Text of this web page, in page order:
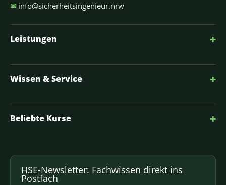
✉ info@sicherheitsingenieur.nrw
Leistungen +
Wissen & Service +
Beliebte Kurse +
HSE-Newsletter: Fachwissen direkt ins
Postfach